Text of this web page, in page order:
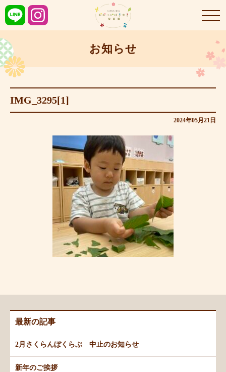
お知らせ
IMG_3295[1]
2024年05月21日
最新の記事
2月さくらんぼくらぶ 中止のお知らせ
新年のご挨拶